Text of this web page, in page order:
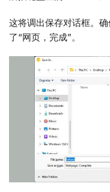
这将调出保存对话框。
了“网页，完成”。